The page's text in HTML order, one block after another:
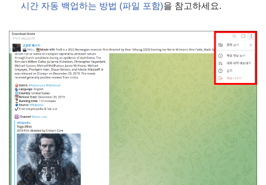
시간 자동 백업하는 방법 (파일 포함)을 참고하세요.